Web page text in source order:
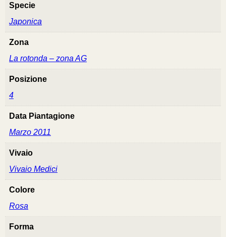
Specie
Japonica
Zona
La rotonda – zona AG
Posizione
4
Data Piantagione
Marzo 2011
Vivaio
Vivaio Medici
Colore
Rosa
Forma